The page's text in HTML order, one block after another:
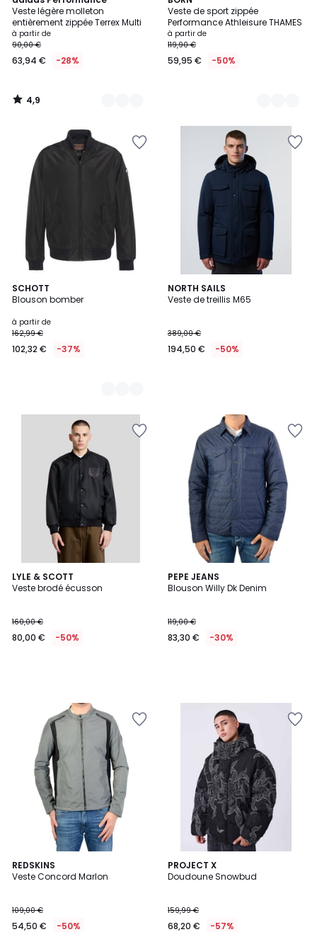
Veste légère molleton
entièrement zippée Terrex Multi
à partir de
90,00 €
63,94 € -28%
/ 5
Couleurs
4,9
/
Veste de sport zippée
Performance Athleisure THAMES
à partir de
119,90 €
59,95 € -50%
Couleurs
SCHOTT
Blouson bomber
à partir de
162,99 €
102,32 € -37%
3
Couleurs
NORTH SAILS
Veste de treillis M65
389,00 €
194,50 € -50%
LYLE & SCOTT
Veste brodé écusson
160,00 €
80,00 € -50%
PEPE JEANS
Blouson Willy Dk Denim
119,00 €
83,30 € -30%
REDSKINS
Veste Concord Marlon
109,00 €
54,50 € -50%
PROJECT X
Doudoune Snowbud
159,99 €
68,20 € -57%